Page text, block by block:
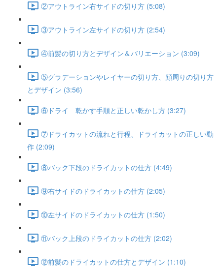
②アウトライン右サイドの切り方 (5:08)
③アウトライン左サイドの切り方 (2:54)
④前髪の切り方とデザイン＆バリエーション (3:09)
⑤グラデーションやレイヤーの切り方、顔周りの切り方
とデザイン (3:56)
⑥ドライ 乾かす手順と正しい乾かし方 (3:27)
⑦ドライカットの流れと行程、ドライカットの正しい動
作 (2:09)
⑧バック下段のドライカットの仕方 (4:49)
⑨右サイドのドライカットの仕方 (2:05)
⑩左サイドのドライカットの仕方 (1:50)
⑪バック上段のドライカットの仕方 (2:02)
⑫前髪のドライカットの仕方とデザイン (1:10)